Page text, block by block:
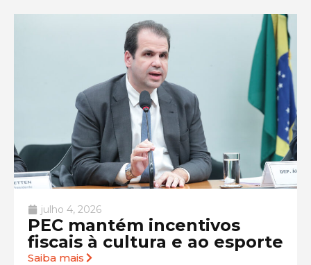
julho 4, 2026
PEC mantém incentivos
fiscais à cultura e ao esporte
Saiba mais